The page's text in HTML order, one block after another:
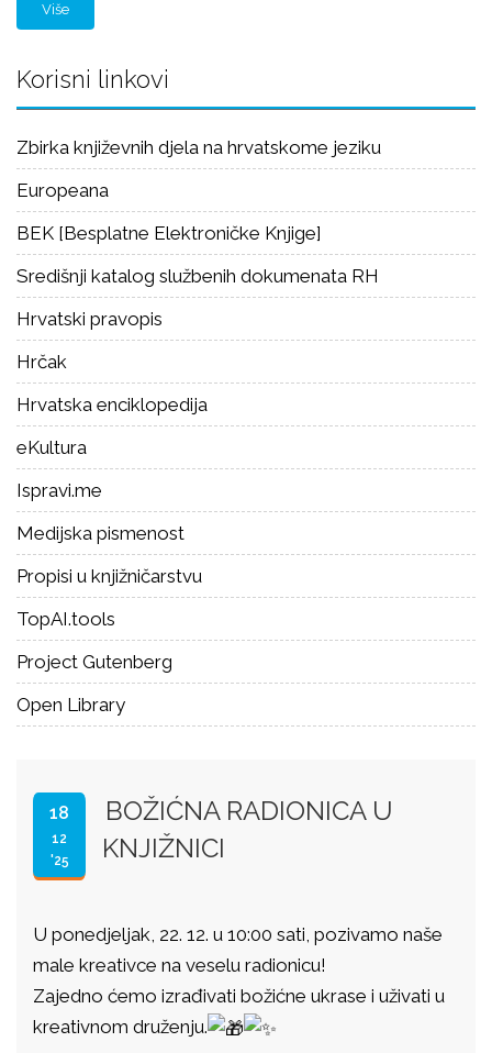
Više
Korisni linkovi
Zbirka književnih djela na hrvatskome jeziku
Europeana
BEK [Besplatne Elektroničke Knjige]
Središnji katalog službenih dokumenata RH
Hrvatski pravopis
Hrčak
Hrvatska enciklopedija
eKultura
Ispravi.me
Medijska pismenost
Propisi u knjižničarstvu
TopAI.tools
Project Gutenberg
Open Library
18
12
'25
BOŽIĆNA RADIONICA U
KNJIŽNICI
U ponedjeljak, 22. 12. u 10:00 sati, pozivamo naše
male kreativce na veselu radionicu!
Zajedno ćemo izrađivati božićne ukrase i uživati u
kreativnom druženju.